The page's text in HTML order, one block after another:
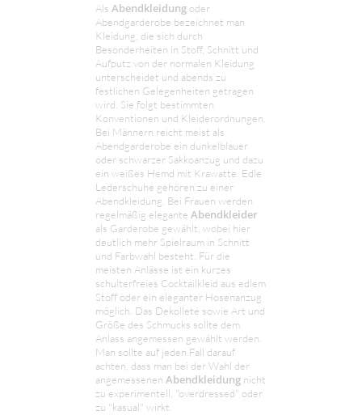
Als Abendkleidung oder
Abendgarderobe bezeichnet man
Kleidung, die sich durch
Besonderheiten in Stoff, Schnitt und
Aufputz von der normalen Kleidung
unterscheidet und abends zu
festlichen Gelegenheiten getragen
wird. Sie folgt bestimmten
Konventionen und Kleiderordnungen.
Bei Männern reicht meist als
Abendgarderobe ein dunkelblauer
oder schwarzer Sakkoanzug und dazu
ein weißes Hemd mit Krawatte. Edle
Lederschuhe gehören zu einer
Abendkleidung. Bei Frauen werden
regelmäßig elegante Abendkleider
als Garderobe gewählt, wobei hier
deutlich mehr Spielraum in Schnitt
und Farbwahl besteht. Für die
meisten Anlässe ist ein kurzes
schulterfreies Cocktailkleid aus edlem
Stoff oder ein eleganter Hosenanzug
möglich. Das Dekolleté sowie Art und
Größe des Schmucks sollte dem
Anlass angemessen gewählt werden.
Man sollte auf jeden Fall darauf
achten, dass man bei der Wahl der
angemessenen Abendkleidung nicht
zu experimentell, "overdressed" oder
zu "kasual" wirkt.